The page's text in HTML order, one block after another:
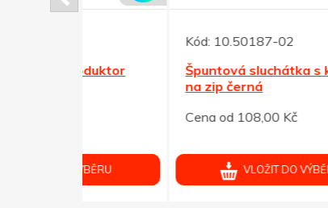
10.50187-02
Špuntová sluchátka s kabelem
Cena od 108,00 Kč
VLOŽIT DO VÝBĚRU